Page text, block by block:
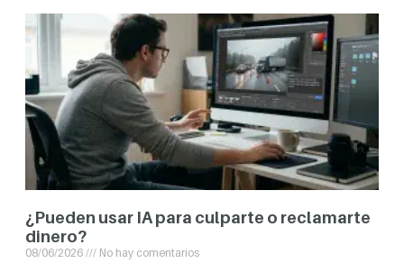
¿Pueden usar IA para culparte o reclamarte
dinero?
08/06/2026 No hay comentarios